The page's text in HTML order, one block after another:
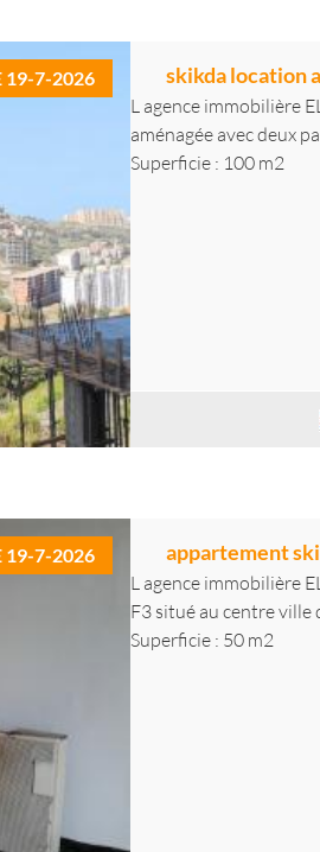
19-7-2026 skikda location
L agence immobilière
aménagée avec deux
Superficie : 100 m2
19-7-2026 appartement
L agence immobilière
F3 situé au centre ville
Superficie : 50 m2